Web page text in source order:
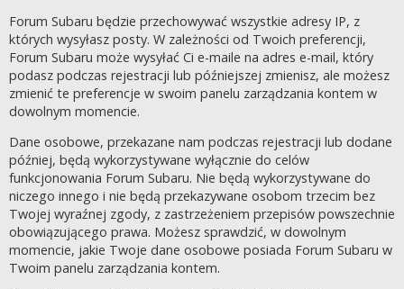
Forum Subaru będzie przechowywać wszystkie adresy IP, z
których wysyłasz posty. W zależności od Twoich preferencji,
Forum Subaru może wysyłać Ci e-maile na adres e-mail, który
podasz podczas rejestracji lub późniejszej zmienisz, ale możesz
zmienić te preferencje w swoim panelu zarządzania kontem w
dowolnym momencie.
Dane osobowe, przekazane nam podczas rejestracji lub dodane
później, będą wykorzystywane wyłącznie do celów
funkcjonowania Forum Subaru. Nie będą wykorzystywane do
niczego innego i nie będą przekazywane osobom trzecim bez
Twojej wyraźnej zgody, z zastrzeżeniem przepisów powszechnie
obowiązującego prawa. Możesz sprawdzić, w dowolnym
momencie, jakie Twoje dane osobowe posiada Forum Subaru w
Twoim panelu zarządzania kontem.